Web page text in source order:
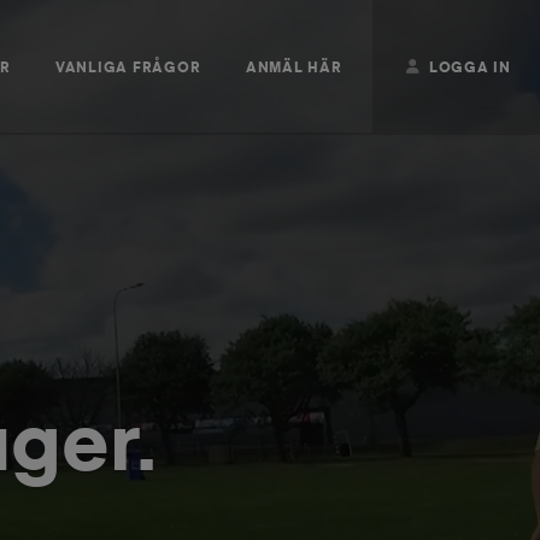
VANLIGA FRÅGOR ANMÄL HÄR LOGGA IN